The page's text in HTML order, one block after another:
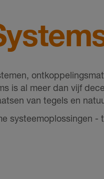
is al meer dan vijf
van tegels en
systeemoplossingen -